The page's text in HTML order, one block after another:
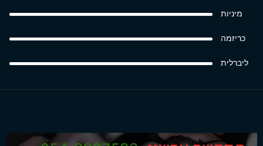
מיניות
כריזמה
ליברלית